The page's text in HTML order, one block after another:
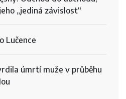
„jediná závislost“
Lučence
úmrtí muže v průběhu